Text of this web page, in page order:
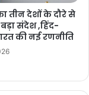
था। थमारास्सेरी में
झगड़ा हुआ था और
तीन देशों के दौरे से
संदेश ,हिंद-
की नई रणनीति